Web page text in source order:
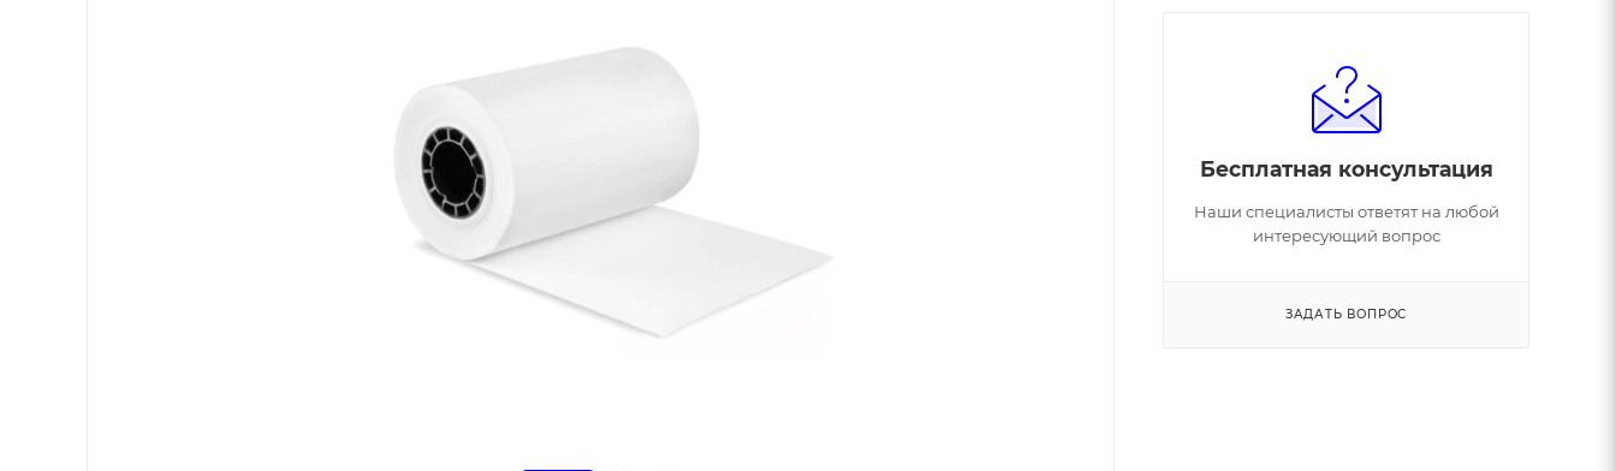
Бесплатная консультация
Наши специалисты ответят на любой
интересующий вопрос
ЗАДАТЬ ВОПРОС